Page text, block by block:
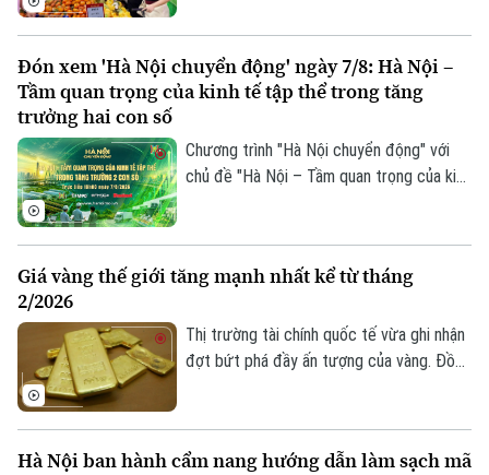
Tư vấn sức khỏe
Quần vợt
Golf
Tin tức
Sao
Điện ảnh
Thời trang
Đã phát sóng
chương trình khuyến mãi, kích cầu tiêu
dùng đang trở thành giải pháp quan trọng,
trường, vừa tạo thêm động lực cho tăng
trưởng kinh tế.
Đón xem 'Hà Nội chuyển động' ngày 7/8: Hà Nội –
Tầm quan trọng của kinh tế tập thể trong tăng
trưởng hai con số
Chương trình "Hà Nội chuyển động" với
chủ đề "Hà Nội – Tầm quan trọng của kinh
hình Hà Nội vào 19h hôm nay, ngày 7/8.
Giá vàng thế giới tăng mạnh nhất kể từ tháng
2/2026
Thị trường tài chính quốc tế vừa ghi nhận
đợt bứt phá đầy ấn tượng của vàng. Đồng
cho là các yếu tố làm thay đổi tâm lý của
Hà Nội ban hành cẩm nang hướng dẫn làm sạch mã